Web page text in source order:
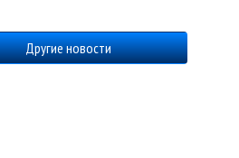
Другие новости